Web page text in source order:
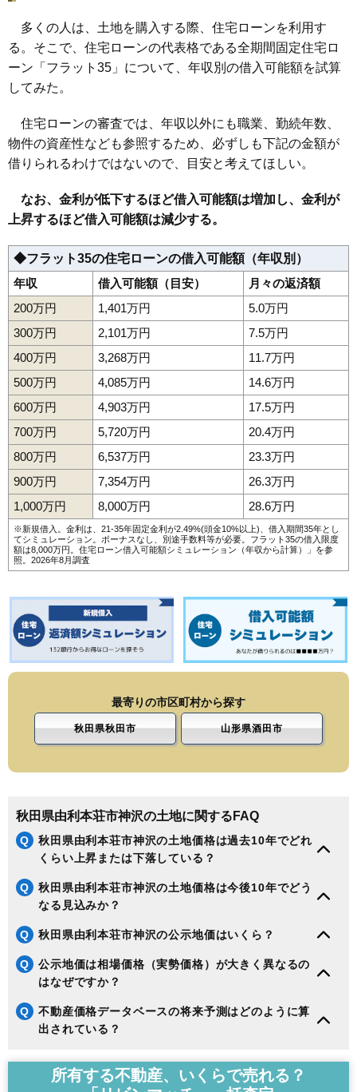
多くの人は、土地を購入する際、住宅ローンを利用す
る。そこで、住宅ローンの代表格である全期間固定住宅ロ
ーン「フラット35」について、年収別の借入可能額を試算
してみた。
住宅ローンの審査では、年収以外にも職業、勤続年数、
物件の資産性なども参照するため、必ずしも下記の金額が
借りられるわけではないので、目安と考えてほしい。
なお、金利が低下するほど借入可能額は増加し、金利が
上昇するほど借入可能額は減少する。
◆フラット35の住宅ローンの借入可能額（年収別）
年収
借入可能額（目安）
月々の返済額
200万円
1,401万円
5.0万円
300万円
2,101万円
7.5万円
400万円
3,268万円
11.7万円
500万円
4,085万円
14.6万円
600万円
4,903万円
17.5万円
700万円
5,720万円
20.4万円
800万円
6,537万円
23.3万円
900万円
7,354万円
26.3万円
1,000万円
8,000万円 28.6万円
※新規借入。金利は、21-35年固定金利が2.49%(頭金10%以上)、借入期間35年とし
てシミュレーション。ボーナスなし、別途手数料等が必要。フラット35の借入限度
額は8,000万円。 住宅ローン借入可能額シミュレーション（年収から計算）
」を参
照。2026年8月調査
最寄りの市区町村から探す
秋田県秋田市 山形県酒田市
秋田県由利本荘市神沢の土地に関するFAQ
Q
秋田県由利本荘市神沢の土地価格は過去10年でどれ
くらい上昇または下落している？
Q
秋田県由利本荘市神沢の土地価格は今後10年でどう
なる見込みか？
Q 秋田県由利本荘市神沢の公示地価はいくら？
Q
公示地価は相場価格（実勢価格）が大きく異なるの
はなぜですか？
Q
不動産価格データベースの将来予測はどのように算
出されている？
所有する不動産、いくらで売れる？